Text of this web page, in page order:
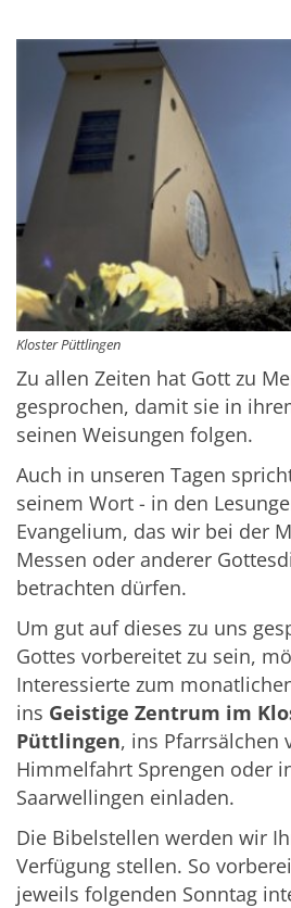
Kloster Püttlingen
Zu allen Zeiten hat Gott zu
gesprochen, damit sie in
seinen Weisungen folgen.
Auch in unseren Tagen
seinem Wort - in den
Evangelium, das wir bei der
Messen oder anderer
betrachten dürfen.
Um gut auf dieses zu uns
Gottes vorbereitet zu sein,
Interessierte zum
ins Geistige Zentrum im
Püttlingen, ins Pfarrsälchen
Himmelfahrt Sprengen oder
Saarwellingen einladen.
Die Bibelstellen werden wir
Verfügung stellen. So
jeweils folgenden Sonntag